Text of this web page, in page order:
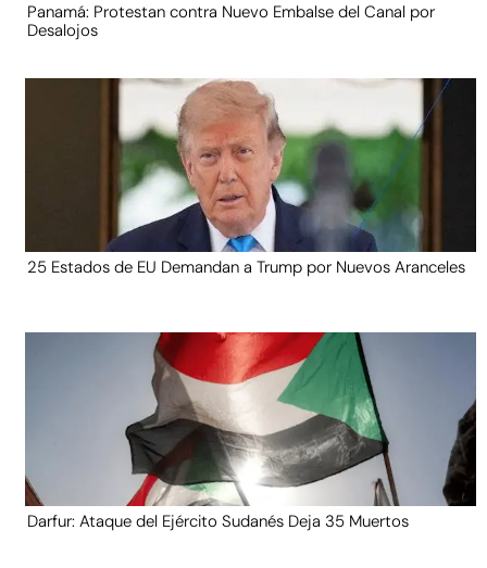
Panamá: Protestan contra Nuevo Embalse del Canal por
Desalojos
25 Estados de EU Demandan a Trump por Nuevos Aranceles
Darfur: Ataque del Ejército Sudanés Deja 35 Muertos